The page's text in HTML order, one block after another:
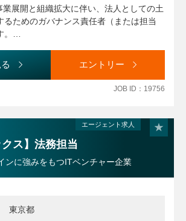
層を巻き込んだ新たなガバナンス要件の定
の運用と継続的アップデート
事者取引のモニタリング運用の実行と、実
中長期課題）へフィードバックするサイク
ョン】
とのリスク整理と標準ドキュメント（ひな
事会・委員会運営と連動したガバナンスフ
業展開と組織拡大に伴い、法人としての土
るためのガバナンス責任者（または担当
課題解決から、中長期的な組織課題の設
合的に牽引していただくポジションです。
ドを損なうことなく、攻めと守りを両立さ
エントリー
JOB ID：19756
エージェント求人
クス】法務担当
ンに強みをもつITベンチャー企業
東京都